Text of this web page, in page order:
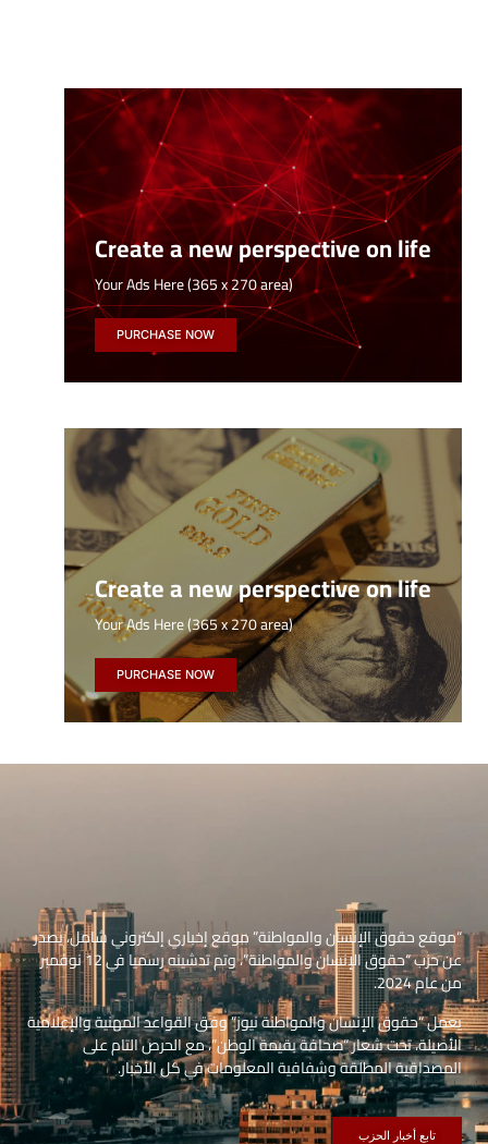
Create a new perspective on life
Your Ads Here (365 x 270 area)
PURCHASE NOW
Create a new perspective on life
Your Ads Here (365 x 270 area)
PURCHASE NOW
“موقع حقوق الإنسان والمواطنة” موقع إخباري إلكتروني شامل، يصدر
عن حزب “حقوق الإنسان والمواطنة”، وتم تدشينه رسميا في 12 نوفمبر
من عام 2024.
يعمل “حقوق الإنسان والمواطنة نيوز” وفق القواعد المهنية والإعلامية
الأصيلة، تحت شعار “صحافة بقيمة الوطن”، مع الحرص التام على
المصداقية المطلقة وشفافية المعلومات في كل الأخبار.
تابع أخبار الحزب